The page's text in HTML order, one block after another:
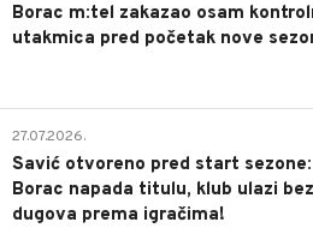
Borac m:tel zakazao osam
utakmica pred početak nove
27.07.2026.
Savić otvoreno pred start sezone:
Borac napada titulu, klub ulazi bez
dugova prema igračima!